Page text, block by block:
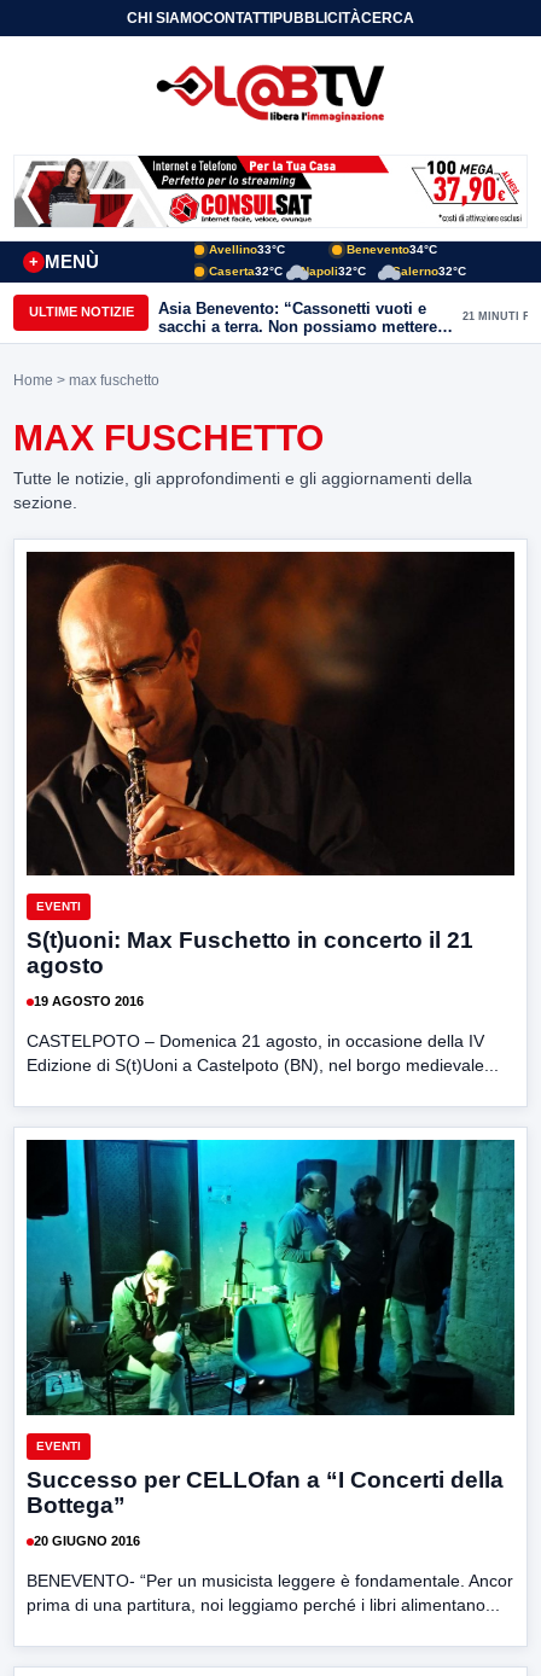
CHI SIAMOCONTATTIPUBBLICITÀCERCA
MENÙ
+
Avellino33°C Benevento34°C
Caserta32°C Napoli32°C Salerno32°C
ULTIME NOTIZIE
Asia Benevento: “Cassonetti vuoti e
sacchi a terra. Non possiamo mettere
una toppa alla mancanza di rispetto”
21 MINUTI FA
Home > max fuschetto
MAX FUSCHETTO
Tutte le notizie, gli approfondimenti e gli aggiornamenti della
sezione.
EVENTI
S(t)uoni: Max Fuschetto in concerto il 21
agosto
19 AGOSTO 2016
CASTELPOTO – Domenica 21 agosto, in occasione della IV
Edizione di S(t)Uoni a Castelpoto (BN), nel borgo medievale...
EVENTI
Successo per CELLOfan a “I Concerti della
Bottega”
20 GIUGNO 2016
BENEVENTO- “Per un musicista leggere è fondamentale. Ancor
prima di una partitura, noi leggiamo perché i libri alimentano...